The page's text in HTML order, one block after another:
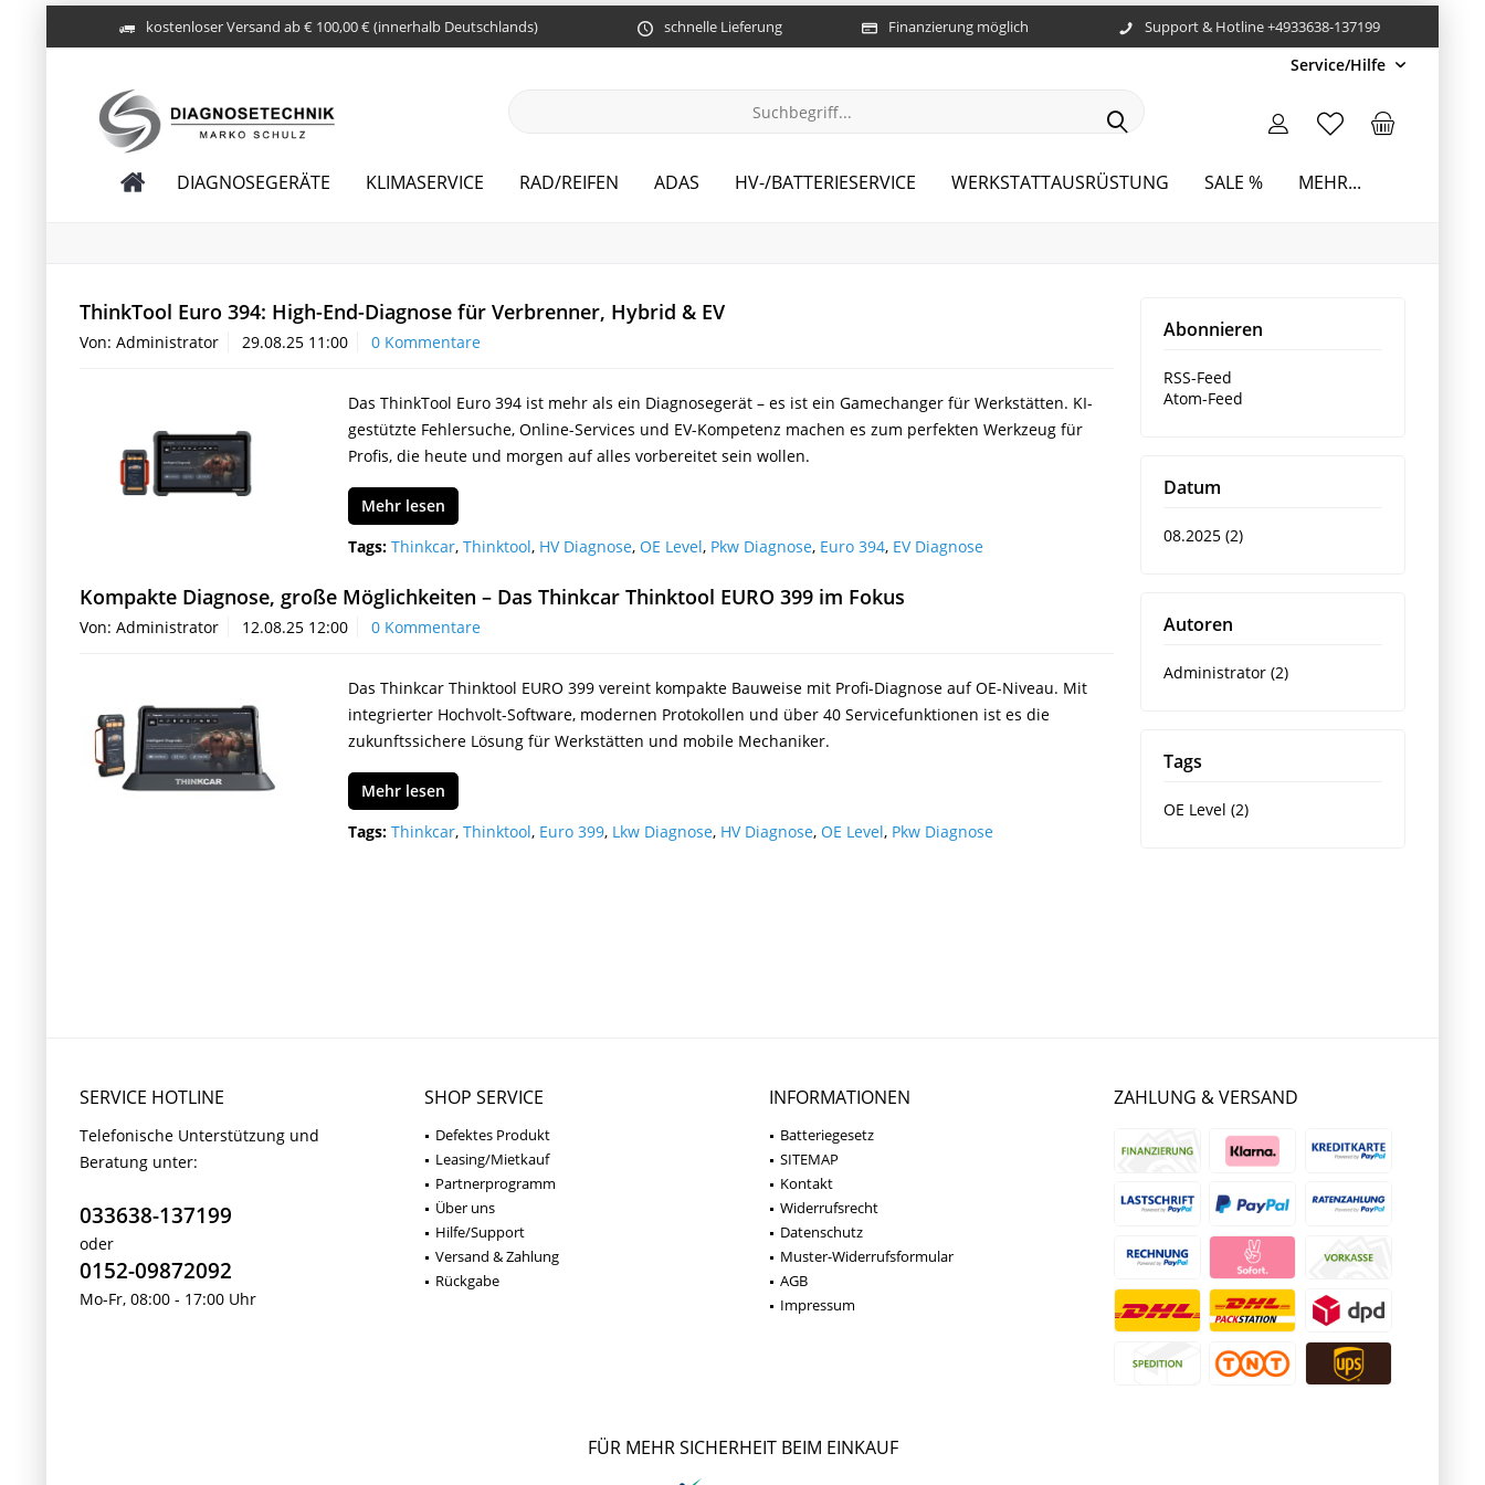
kostenloser Versand ab € 100,00 € (innerhalb Deutschlands) schnelle Lieferung Finanzierung möglich Support & Hotline +4933638-137199
Service/Hilfe
DIAGNOSEGERÄTE KLIMASERVICE RAD/REIFEN ADAS HV-/BATTERIESERVICE WERKSTATTAUSRÜSTUNG SALE % MEHR...
Abonnieren
RSS-Feed
Atom-Feed
Datum
08.2025 (2)
Autoren
Administrator (2)
Tags
OE Level (2)
ThinkTool Euro 394: High-End-Diagnose für Verbrenner, Hybrid & EV
Von: Administrator 29.08.25 11:00 0 Kommentare
Das ThinkTool Euro 394 ist mehr als ein Diagnosegerät – es ist ein Gamechanger für Werkstätten. KI-
gestützte Fehlersuche, Online-Services und EV-Kompetenz machen es zum perfekten Werkzeug für
Profis, die heute und morgen auf alles vorbereitet sein wollen.
Mehr lesen
Tags: Thinkcar,Thinktool, HV Diagnose,OE Level, Pkw Diagnose, Euro 394, EV Diagnose
Kompakte Diagnose, große Möglichkeiten – Das Thinkcar Thinktool EURO 399 im Fokus
Von: Administrator 12.08.25 12:00 0 Kommentare
Das Thinkcar Thinktool EURO 399 vereint kompakte Bauweise mit Profi-Diagnose auf OE-Niveau. Mit
integrierter Hochvolt-Software, modernen Protokollen und über 40 Servicefunktionen ist es die
zukunftssichere Lösung für Werkstätten und mobile Mechaniker.
Mehr lesen
Tags: Thinkcar,Thinktool, Euro 399, Lkw Diagnose, HV Diagnose,OE Level, Pkw Diagnose
SERVICE HOTLINE
Telefonische Unterstützung und
Beratung unter:
033638-137199
oder
0152-09872092
Mo-Fr, 08:00 - 17:00 Uhr
SHOP SERVICE
Defektes Produkt
Leasing/Mietkauf
Partnerprogramm
Über uns
Hilfe/Support
Versand & Zahlung
Rückgabe
INFORMATIONEN
Batteriegesetz
SITEMAP
Kontakt
Widerrufsrecht
Datenschutz
Muster-Widerrufsformular
AGB
Impressum
ZAHLUNG & VERSAND
FÜR MEHR SICHERHEIT BEIM EINKAUF